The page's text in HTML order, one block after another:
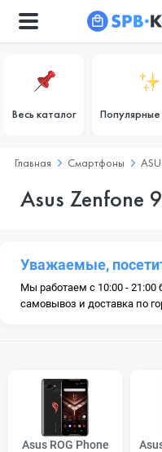
Весь каталог
Главная Смартфоны
Asus Zenfone 9
Уважаемые,
Мы работаем с 10:00 -
самовывоз и доставка по
Asus ROG Phone